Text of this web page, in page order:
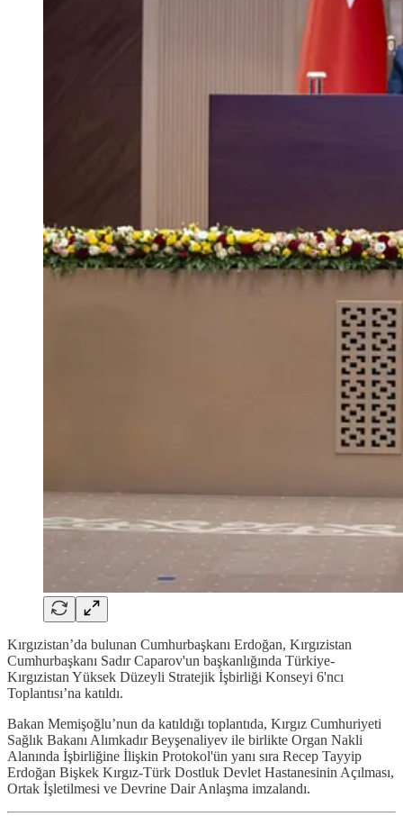
Kırgızistan’da bulunan Cumhurbaşkanı Erdoğan, Kırgızistan
Cumhurbaşkanı Sadır Caparov'un başkanlığında Türkiye-
Kırgızistan ⁠Yüksek Düzeyli Stratejik İşbirliği Konseyi 6'ncı
Toplantısı’na katıldı.
Bakan Memişoğlu’nun da katıldığı toplantıda, Kırgız Cumhuriyeti
Sağlık Bakanı Alımkadır Beyşenaliyev ile birlikte Organ Nakli
Alanında İşbirliğine İlişkin Protokol'ün yanı sıra Recep Tayyip
Erdoğan Bişkek Kırgız-Türk Dostluk Devlet Hastanesinin Açılması,
Ortak İşletilmesi ve Devrine Dair Anlaşma imzalandı.